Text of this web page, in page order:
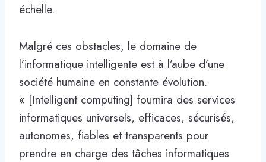
échelle.
Malgré ces obstacles, le domaine de
l’informatique intelligente est à l’aube d’une
société humaine en constante évolution.
« [Intelligent computing] fournira des services
informatiques universels, efficaces, sécurisés,
autonomes, fiables et transparents pour
prendre en charge des tâches informatiques